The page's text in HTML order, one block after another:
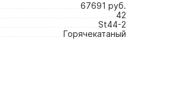
67691 руб.
42
St44-2
Горячекатаный